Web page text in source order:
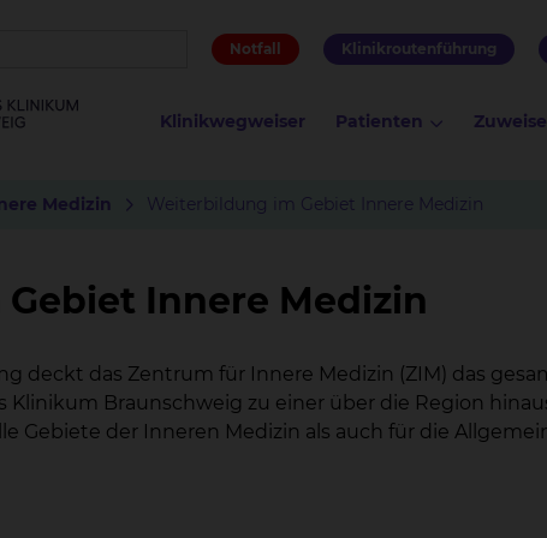
Notfall Klinikroutenführung
Klinikwegweiser Patienten
Medizin Weiterbildung im Gebiet Innere Medizin
Innere Medizin
deckt das Zentrum für Innere Medizin (ZIM) das
Klinikum Braunschweig zu einer über die Region
Gebiete der Inneren Medizin als auch für die